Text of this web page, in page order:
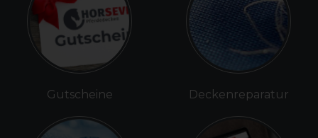
Gutscheine Deckenreparatur